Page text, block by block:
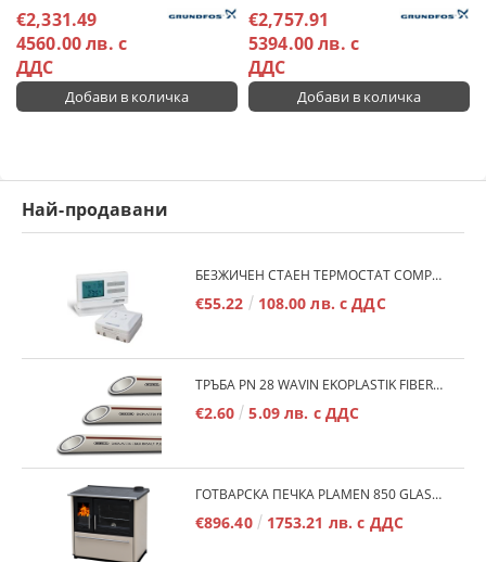
€2,331.49
4560.00 лв. с
ДДС
€2,757.91
5394.00 лв. с
ДДС
Най-продавани
БЕЗЖИЧЕН СТАЕН ТЕРМОСТАТ COMPUTHERM Q7RF
€55.22 108.00 лв. с ДДС
ТРЪБА PN 28 WAVIN EKOPLASTIK FIBER BASALT PLUS - 3М/БР.
€2.60 5.09 лв. с ДДС
ГОТВАРСКА ПЕЧКА PLAMEN 850 GLAS 11KW
€896.40 1753.21 лв. с ДДС